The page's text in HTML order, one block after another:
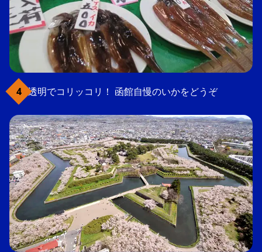
透明でコリッコリ！ 函館自慢のいかをどうぞ